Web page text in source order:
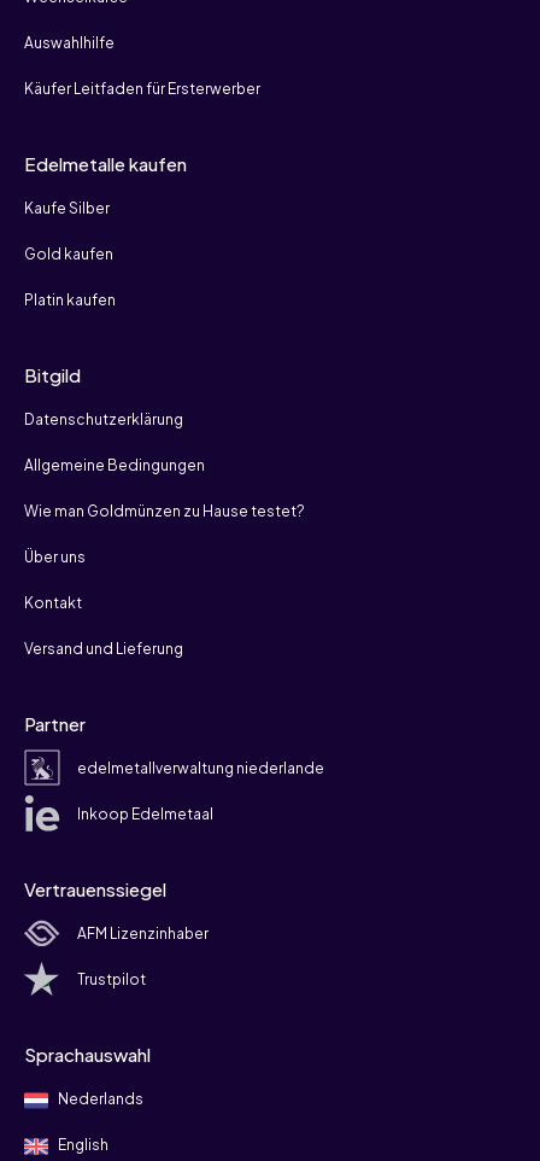
Auswahlhilfe
Käufer Leitfaden für Ersterwerber
Edelmetalle kaufen
Kaufe Silber
Gold kaufen
Platin kaufen
Bitgild
Datenschutzerklärung
Allgemeine Bedingungen
Wie man Goldmünzen zu Hause testet?
Über uns
Kontakt
Versand und Lieferung
Partner
edelmetallverwaltung niederlande
Inkoop Edelmetaal
Vertrauenssiegel
AFM Lizenzinhaber
Trustpilot
Sprachauswahl
Nederlands
English